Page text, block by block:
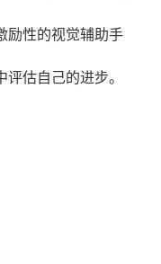
励性的视觉辅助手
估自己的进步。